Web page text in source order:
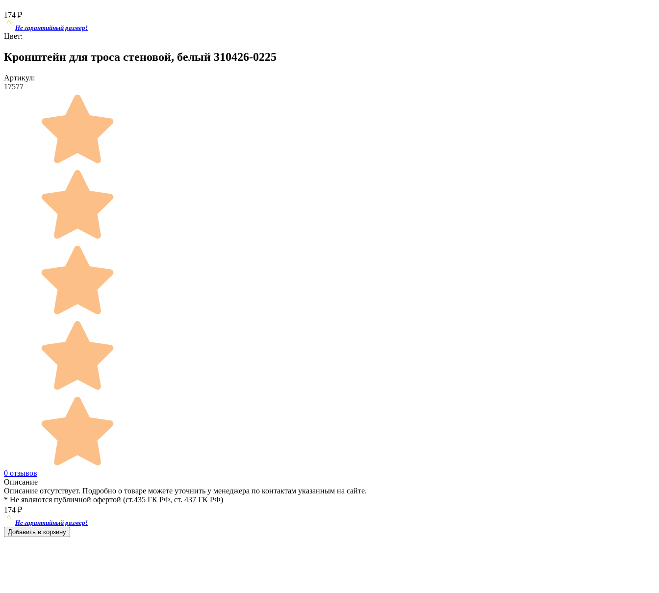
174 ₽
Не гарантийный размер!
Цвет:
Кронштейн для троса стеновой, белый 310426-0225
Артикул:
17577
0 отзывов
Описание
Описание отсутствует. Подробно о товаре можете уточнить у менеджера по контактам указанным на сайте.
* Не являются публичной офертой (ст.435 ГК РФ, cт. 437 ГК РФ)
174 ₽
Не гарантийный размер!
Добавить в корзину